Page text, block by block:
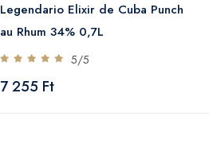
Legendario Elixir de Cuba Punch
au Rhum 34% 0,7L
5/5
7 255 Ft